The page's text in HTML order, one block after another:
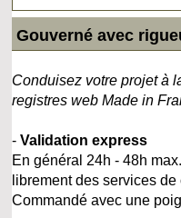
Gouverné avec
Conduisez votre projet à
registres web Made in
-Validation express
En général 24h - 48h
librement des services
Commandé avec une